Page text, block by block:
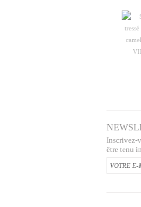
Inscrivez-
être tenu